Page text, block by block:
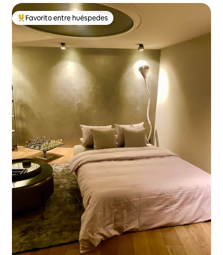
Favorito entre los huéspedes más destacados
Favorito entre huéspedes